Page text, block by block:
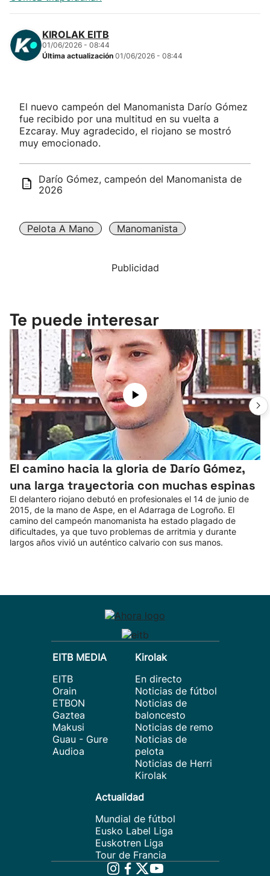
Carreras de montaña
Más deportes
KIROLAK EITB
01/06/2026 - 08:44
Última actualización 01/06/2026 - 08:44
El nuevo campeón del Manomanista Darío Gómez
fue recibido por una multitud en su vuelta a
Ezcaray. Muy agradecido, el riojano se mostró
muy emocionado.
Darío Gómez, campeón del Manomanista de
2026
Pelota A Mano Manomanista
Publicidad
Te puede interesar
El camino hacia la gloria de Darío Gómez,
una larga trayectoria con muchas espinas
El delantero riojano debutó en profesionales el 14 de junio de
2015, de la mano de Aspe, en el Adarraga de Logroño. El
camino del campeón manomanista ha estado plagado de
dificultades, ya que tuvo problemas de arritmia y durante
largos años vivió un auténtico calvario con sus manos.
EITB MEDIA
EITB
Orain
ETBON
Gaztea
Makusi
Guau - Gure
Audioa
Kirolak
En directo
Noticias de fútbol
Noticias de
baloncesto
Noticias de remo
Noticias de
pelota
Noticias de Herri
Kirolak
Actualidad
Mundial de fútbol
Eusko Label Liga
Euskotren Liga
Tour de Francia